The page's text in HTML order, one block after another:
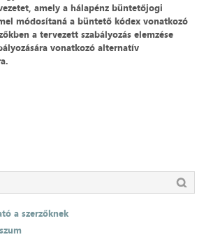
amely a hálapénz büntetőjogi
módosítaná a büntető kódex vonatkozó
a tervezett szabályozás elemzése
vonatkozó alternatív
a szerzőknek